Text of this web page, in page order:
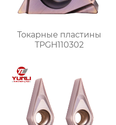
Токарные пластины
TPGH110302